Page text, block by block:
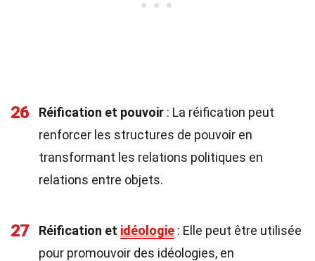
26 Réification et pouvoir : La réification peut
renforcer les structures de pouvoir en
transformant les relations politiques en
relations entre objets.
27 Réification et idéologie : Elle peut être utilisée
pour promouvoir des idéologies, en